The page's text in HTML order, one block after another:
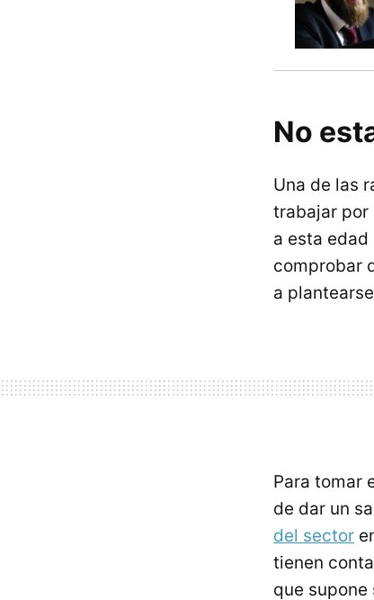
No
Una de las
trabajar por
a esta
comprobar
a
Para tomar
de dar un
del sector
tienen
que supone